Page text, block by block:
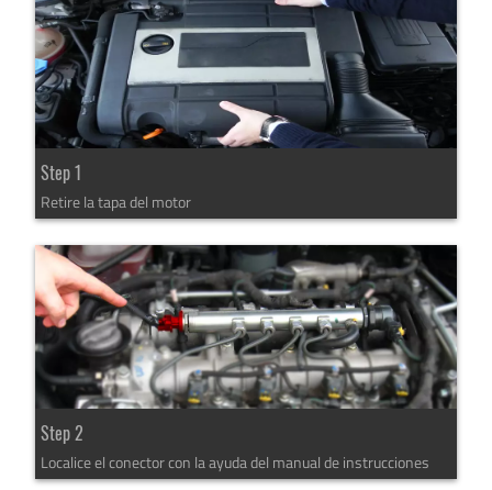
Step 1
Retire la tapa del motor
Step 2
Localice el conector con la ayuda del manual de instrucciones